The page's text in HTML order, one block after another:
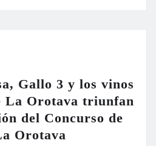
Gallo 3 y los vinos
La Orotava triunfan
del Concurso de
Orotava